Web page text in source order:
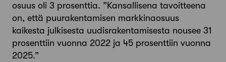
osuus oli 3 prosenttia. ”Kansallisena tavoitteena
on, että puurakentamisen markkinaosuus
kaikesta julkisesta uudisrakentamisesta nousee 31
prosenttiin vuonna 2022 ja 45 prosenttiin vuonna
2025.”